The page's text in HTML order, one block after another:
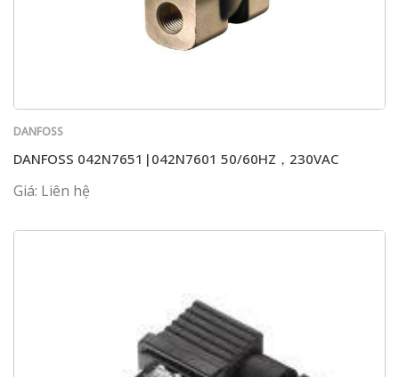
DANFOSS
DANFOSS 042N7651|042N7601 50/60HZ，230VAC
Giá: Liên hệ